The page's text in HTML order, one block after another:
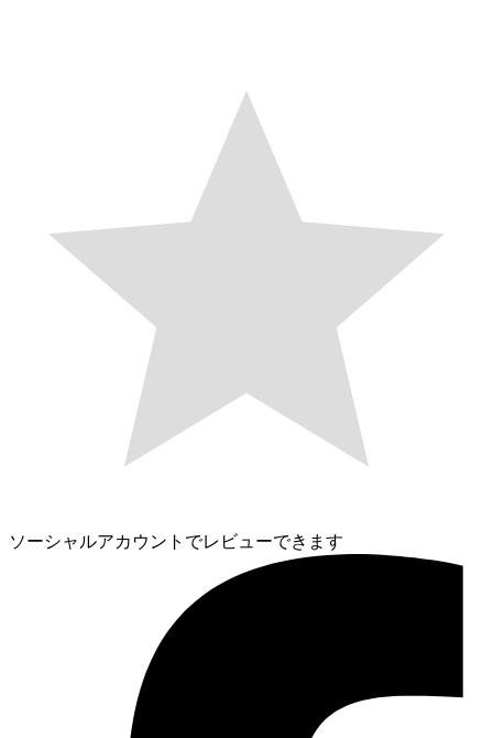
ソーシャルアカウントでレビューできます